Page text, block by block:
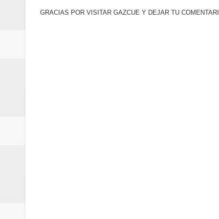
GRACIAS POR VISITAR GAZCUE Y DEJAR TU